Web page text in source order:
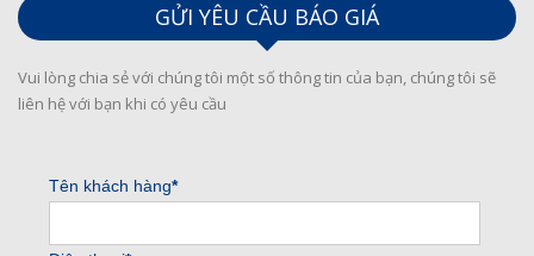
GỬI YÊU CẦU BÁO GIÁ
Vui lòng chia sẻ với chúng tôi một số thông tin của bạn, chúng tôi sẽ
liên hệ với bạn khi có yêu cầu